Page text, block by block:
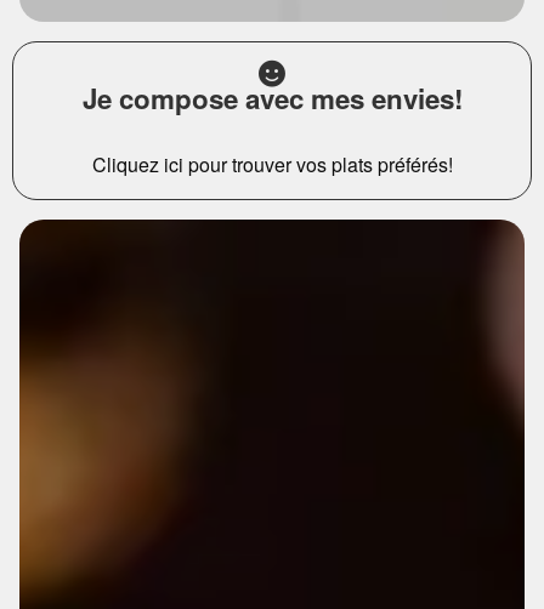
Je compose avec mes envies!
Cliquez ici pour trouver vos plats préférés!